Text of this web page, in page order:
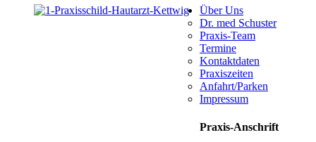
Über Uns
Dr. med Schuster
Praxis-Team
Termine
Kontaktdaten
Praxiszeiten
Anfahrt/Parken
Impressum
Praxis-Anschrift